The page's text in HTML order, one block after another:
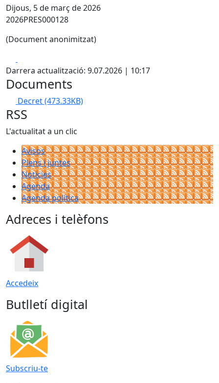
Dijous, 5 de març de 2026
2026PRES000128
(Document anonimitzat)
Darrera actualització: 9.07.2026 | 10:17
Documents
Decret(473.33KB)
RSS
L'actualitat a un clic
Avisos
Plens i juntes
Noticies
Agenda
Agenda política
Adreces i telèfons
Accedeix
Butlletí digital
Subscriu-te